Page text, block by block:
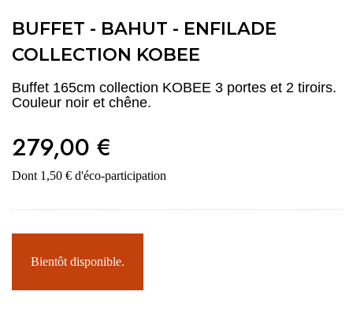
BUFFET - BAHUT - ENFILADE
COLLECTION KOBEE
Buffet 165cm collection KOBEE 3 portes et 2 tiroirs.
Couleur noir et chêne.
279,00 €
Dont 1,50 € d'éco-participation
Bientôt disponible.